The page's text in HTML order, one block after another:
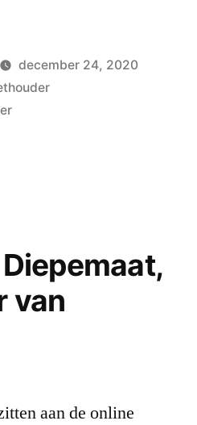
december 24, 2020
op
Losser
van
aan de online